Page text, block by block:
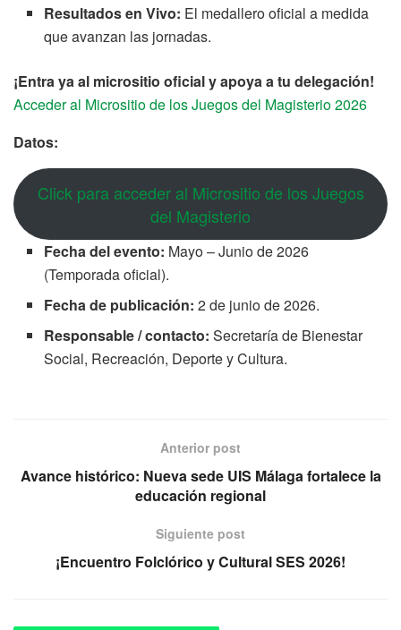
Resultados en Vivo: El medallero oficial a medida
que avanzan las jornadas.
¡Entra ya al micrositio oficial y apoya a tu delegación!
Acceder al Micrositio de los Juegos del Magisterio 2026
Datos:
Click para acceder al Micrositio de los Juegos
del Magisterio
Fecha del evento: Mayo – Junio de 2026
(Temporada oficial).
Fecha de publicación: 2 de junio de 2026.
Responsable / contacto: Secretaría de Bienestar
Social, Recreación, Deporte y Cultura.
Anterior post
Avance histórico: Nueva sede UIS Málaga fortalece la
educación regional
Siguiente post
¡Encuentro Folclórico y Cultural SES 2026!